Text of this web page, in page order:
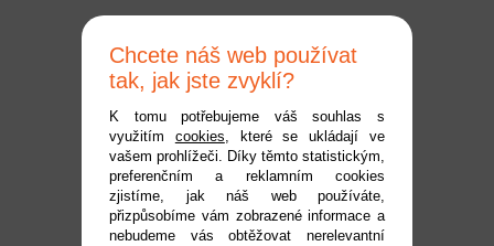
Traxxas kryt centrální
hřídele čirý
Dostupnost:
do 2 pracovních dnů
Kód:TRA9041X
Chcete náš web používat
tak, jak jste zvyklí?
K tomu potřebujeme váš souhlas s
využitím cookies, které se ukládají ve
vašem prohlížeči. Díky těmto statistickým,
preferenčním a reklamním cookies
zjistíme, jak náš web používáte,
přizpůsobíme vám zobrazené informace a
nebudeme vás obtěžovat nerelevantní